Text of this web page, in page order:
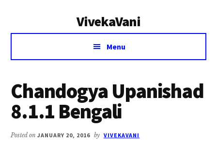
VivekaVani
Voice
Vivekananda
Menu
Chandogya Upanishad
8.1.1 Bengali
Posted onJANUARY 20, 2016 by VIVEKAVANI